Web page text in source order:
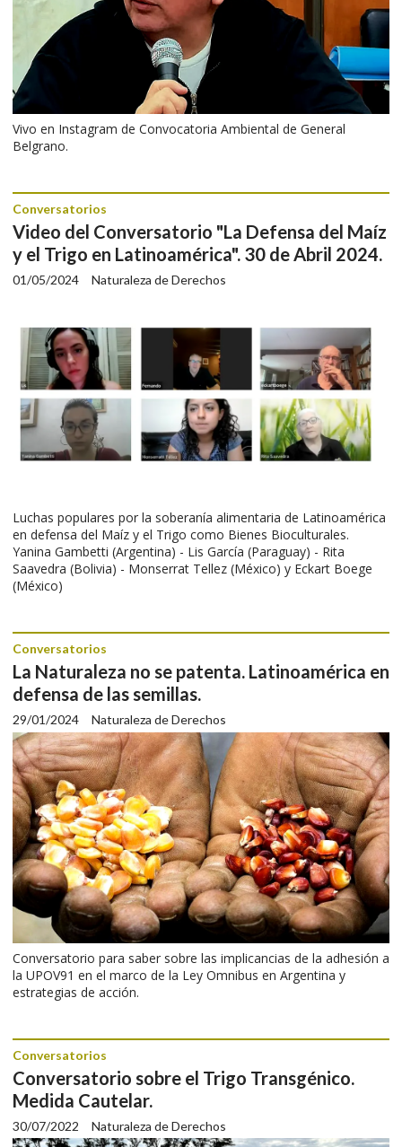
Vivo en Instagram de Convocatoria Ambiental de General
Belgrano.
Video del Conversatorio "La Defensa del Maíz
y el Trigo en Latinoamérica". 30 de Abril 2024.
Naturaleza de Derechos
Conversatorios
01/05/2024
Luchas populares por la soberanía alimentaria de Latinoamérica
en defensa del Maíz y el Trigo como Bienes Bioculturales.
Yanina Gambetti (Argentina) - Lis García (Paraguay) - Rita
Saavedra (Bolivia) - Monserrat Tellez (México) y Eckart Boege
(México)
La Naturaleza no se patenta. Latinoamérica en
defensa de las semillas.
Naturaleza de Derechos
Conversatorios
29/01/2024
Conversatorio para saber sobre las implicancias de la adhesión a
la UPOV91 en el marco de la Ley Omnibus en Argentina y
estrategias de acción.
Conversatorio sobre el Trigo Transgénico.
Medida Cautelar.
Naturaleza de Derechos
Conversatorios
30/07/2022